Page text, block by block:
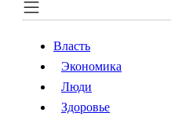
Власть
Власть
Экономика
Люди
Здоровье